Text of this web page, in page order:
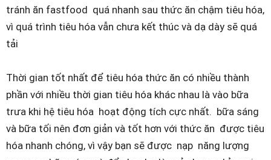
tránh ăn fastfood quá nhanh sau thức ăn chậm tiêu hóa,
vì quá trình tiêu hóa vẫn chưa kết thúc và dạ dày sẽ quá
tải
Thời gian tốt nhất để tiêu hóa thức ăn có nhiều thành
phần với nhiều thời gian tiêu hóa khác nhau là vào bữa
trưa khi hệ tiêu hóa hoạt động tích cực nhất. bữa sáng
và bữa tối nên đơn giản và tốt hơn với thức ăn được tiêu
hóa nhanh chóng, vì vậy bạn sẽ được nạp năng lượng